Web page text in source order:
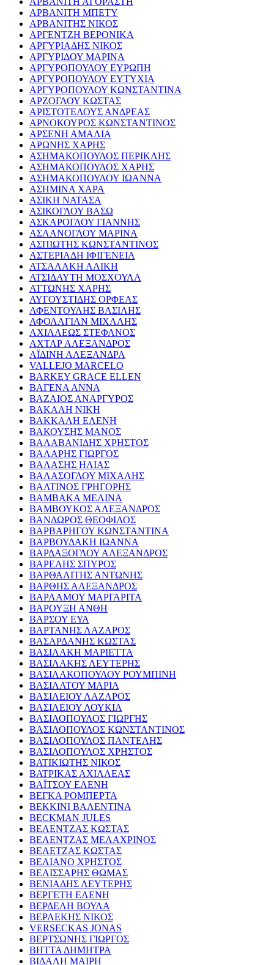
ΑΡΒΑΝΙΤΗ ΜΠΕΤΥ
ΑΡΒΑΝΙΤΗΣ ΝΙΚΟΣ
ΑΡΓΕΝΤΖΗ ΒΕΡΟΝΙΚΑ
ΑΡΓΥΡΙΑΔΗΣ ΝΙΚΟΣ
ΑΡΓΥΡΙΔΟΥ ΜΑΡΙΝΑ
ΑΡΓΥΡΟΠΟΥΛΟΥ ΕΥΡΩΠΗ
ΑΡΓΥΡΟΠΟΥΛΟΥ ΕΥΤΥΧΙΑ
ΑΡΓΥΡΟΠΟΥΛΟΥ ΚΩΝΣΤΑΝΤΙΝΑ
ΑΡΖΟΓΛΟΥ ΚΩΣΤΑΣ
ΑΡΙΣΤΟΤΕΛΟΥΣ ΑΝΔΡΕΑΣ
ΑΡΝΟΚΟΥΡΟΣ ΚΩΝΣΤΑΝΤΙΝΟΣ
ΑΡΣΕΝΗ ΑΜΑΛΙΑ
ΑΡΩΝΗΣ ΧΑΡΗΣ
ΑΣΗΜΑΚΟΠΟΥΛΟΣ ΠΕΡΙΚΛΗΣ
ΑΣΗΜΑΚΟΠΟΥΛΟΣ ΧΑΡΗΣ
ΑΣΗΜΑΚΟΠΟΥΛΟΥ ΙΩΑΝΝΑ
ΑΣΗΜΙΝΑ ΧΑΡΑ
ΑΣΙΚΗ ΝΑΤΑΣΑ
ΑΣΙΚΟΓΛΟΥ ΒΑΣΩ
ΑΣΚΑΡΟΓΛΟΥ ΓΙΑΝΝΗΣ
ΑΣΛΑΝΟΓΛΟΥ ΜΑΡΙΝΑ
ΑΣΠΙΩΤΗΣ ΚΩΝΣΤΑΝΤΙΝΟΣ
ΑΣΤΕΡΙΑΔΗ ΙΦΙΓΕΝΕΙΑ
ΑΤΣΑΛΑΚΗ ΑΛΙΚΗ
ΑΤΣΙΔΑΥΤΗ ΜΟΣΧΟΥΛΑ
ΑΤΤΩΝΗΣ ΧΑΡΗΣ
ΑΥΓΟΥΣΤΙΔΗΣ ΟΡΦΕΑΣ
ΑΦΕΝΤΟΥΛΗΣ ΒΑΣΙΛΗΣ
ΑΦΟΛΑΓΙΑΝ ΜΙΧΑΛΗΣ
ΑΧΙΛΛΕΩΣ ΣΤΕΦΑΝΟΣ
ΑΧΤΑΡ ΑΛΕΞΑΝΔΡΟΣ
ΑΪΔΙΝΗ ΑΛΕΞΑΝΔΡΑ
VALLEJO MARCELO
BARKEY GRACE ELLEN
ΒΑΓΕΝΑ ΑΝΝΑ
ΒΑΖΑΙΟΣ ΑΝΑΡΓΥΡΟΣ
ΒΑΚΑΛΗ ΝΙΚΗ
ΒΑΚΚΑΛΗ ΕΛΕΝΗ
ΒΑΚΟΥΣΗΣ ΜΑΝΟΣ
ΒΑΛΑΒΑΝΙΔΗΣ ΧΡΗΣΤΟΣ
ΒΑΛΑΡΗΣ ΓΙΩΡΓΟΣ
ΒΑΛΑΣΗΣ ΗΛΙΑΣ
ΒΑΛΑΣΟΓΛΟΥ ΜΙΧΑΛΗΣ
ΒΑΛΤΙΝΟΣ ΓΡΗΓΟΡΗΣ
ΒΑΜΒΑΚΑ ΜΕΛΙΝΑ
ΒΑΜΒΟΥΚΟΣ ΑΛΕΞΑΝΔΡΟΣ
ΒΑΝΔΩΡΟΣ ΘΕΟΦΙΛΟΣ
ΒΑΡΒΑΡΗΓΟΥ ΚΩΝΣΤΑΝΤΙΝΑ
ΒΑΡΒΟΥΔΑΚΗ ΙΩΑΝΝΑ
ΒΑΡΔΑΞΟΓΛΟΥ ΑΛΕΞΑΝΔΡΟΣ
ΒΑΡΕΛΗΣ ΣΠΥΡΟΣ
ΒΑΡΘΑΛΙΤΗΣ ΑΝΤΩΝΗΣ
ΒΑΡΘΗΣ ΑΛΕΞΑΝΔΡΟΣ
ΒΑΡΛΑΜΟΥ ΜΑΡΓΑΡΙΤΑ
ΒΑΡΟΥΞΗ ΑΝΘΗ
ΒΑΡΣΟΥ ΕΥΑ
ΒΑΡΤΑΝΗΣ ΛΑΖΑΡΟΣ
ΒΑΣΑΡΔΑΝΗΣ ΚΩΣΤΑΣ
ΒΑΣΙΛΑΚΗ ΜΑΡΙΕΤΤΑ
ΒΑΣΙΛΑΚΗΣ ΛΕΥΤΕΡΗΣ
ΒΑΣΙΛΑΚΟΠΟΥΛΟΥ ΡΟΥΜΠΙΝΗ
ΒΑΣΙΛΑΤΟΥ ΜΑΡΙΑ
ΒΑΣΙΛΕΙΟΥ ΛΑΖΑΡΟΣ
ΒΑΣΙΛΕΙΟΥ ΛΟΥΚΙΑ
ΒΑΣΙΛΟΠΟΥΛΟΣ ΓΙΩΡΓΗΣ
ΒΑΣΙΛΟΠΟΥΛΟΣ ΚΩΝΣΤΑΝΤΙΝΟΣ
ΒΑΣΙΛΟΠΟΥΛΟΣ ΠΑΝΤΕΛΗΣ
ΒΑΣΙΛΟΠΟΥΛΟΣ ΧΡΗΣΤΟΣ
ΒΑΤΙΚΙΩΤΗΣ ΝΙΚΟΣ
ΒΑΤΡΙΚΑΣ ΑΧΙΛΛΕΑΣ
ΒΑΪΤΣΟΥ ΕΛΕΝΗ
ΒΕΓΚΑ ΡΟΜΠΕΡΤΑ
ΒΕΚΚΙΝΙ ΒΑΛΕΝΤΙΝΑ
BECKMAN JULES
ΒΕΛΕΝΤΖΑΣ ΚΩΣΤΑΣ
ΒΕΛΕΝΤΖΑΣ ΜΕΛΑΧΡΙΝΟΣ
ΒΕΛΕΤΖΑΣ ΚΩΣΤΑΣ
ΒΕΛΙΑΝΟ ΧΡΗΣΤΟΣ
ΒΕΛΙΣΣΑΡΗΣ ΘΩΜΑΣ
ΒΕΝΙΑΔΗΣ ΛΕΥΤΕΡΗΣ
ΒΕΡΓΕΤΗ ΕΛΕΝΗ
ΒΕΡΔΕΛΗ ΒΟΥΛΑ
ΒΕΡΛΕΚΗΣ ΝΙΚΟΣ
VERSECKAS JONAS
ΒΕΡΤΣΩΝΗΣ ΓΙΩΡΓΟΣ
ΒΗΤΤΑ ΔΗΜΗΤΡΑ
ΒΙΔΑΛΗ ΜΑΙΡΗ